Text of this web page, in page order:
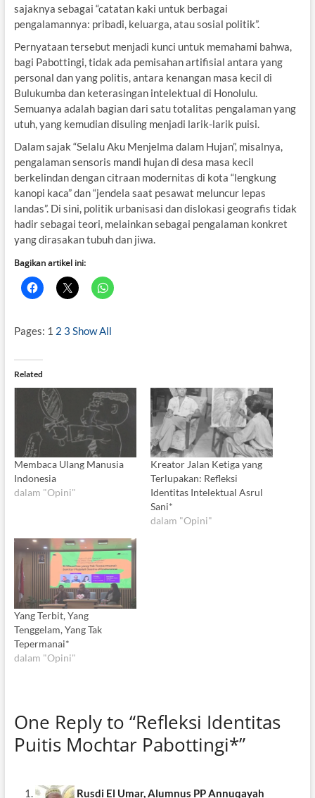
sajaknya sebagai “catatan kaki untuk berbagai
pengalamannya: pribadi, keluarga, atau sosial politik”.
Pernyataan tersebut menjadi kunci untuk memahami bahwa,
bagi Pabottingi, tidak ada pemisahan artifisial antara yang
personal dan yang politis, antara kenangan masa kecil di
Bulukumba dan keterasingan intelektual di Honolulu.
Semuanya adalah bagian dari satu totalitas pengalaman yang
utuh, yang kemudian disuling menjadi larik-larik puisi.
Dalam sajak “Selalu Aku Menjelma dalam Hujan”, misalnya,
pengalaman sensoris mandi hujan di desa masa kecil
berkelindan dengan citraan modernitas di kota “lengkung
kanopi kaca” dan “jendela saat pesawat meluncur lepas
landas”. Di sini, politik urbanisasi dan dislokasi geografis tidak
hadir sebagai teori, melainkan sebagai pengalaman konkret
yang dirasakan tubuh dan jiwa.
Bagikan artikel ini:
Pages: 1 2 3 Show All
Related
Membaca Ulang Manusia
Indonesia
dalam "Opini"
Kreator Jalan Ketiga yang
Terlupakan: Refleksi
Identitas Intelektual Asrul
Sani*
dalam "Opini"
Yang Terbit, Yang
Tenggelam, Yang Tak
Tepermanai*
dalam "Opini"
One Reply to “Refleksi Identitas
Puitis Mochtar Pabottingi*”
Rusdi El Umar, Alumnus PP Annuqayah